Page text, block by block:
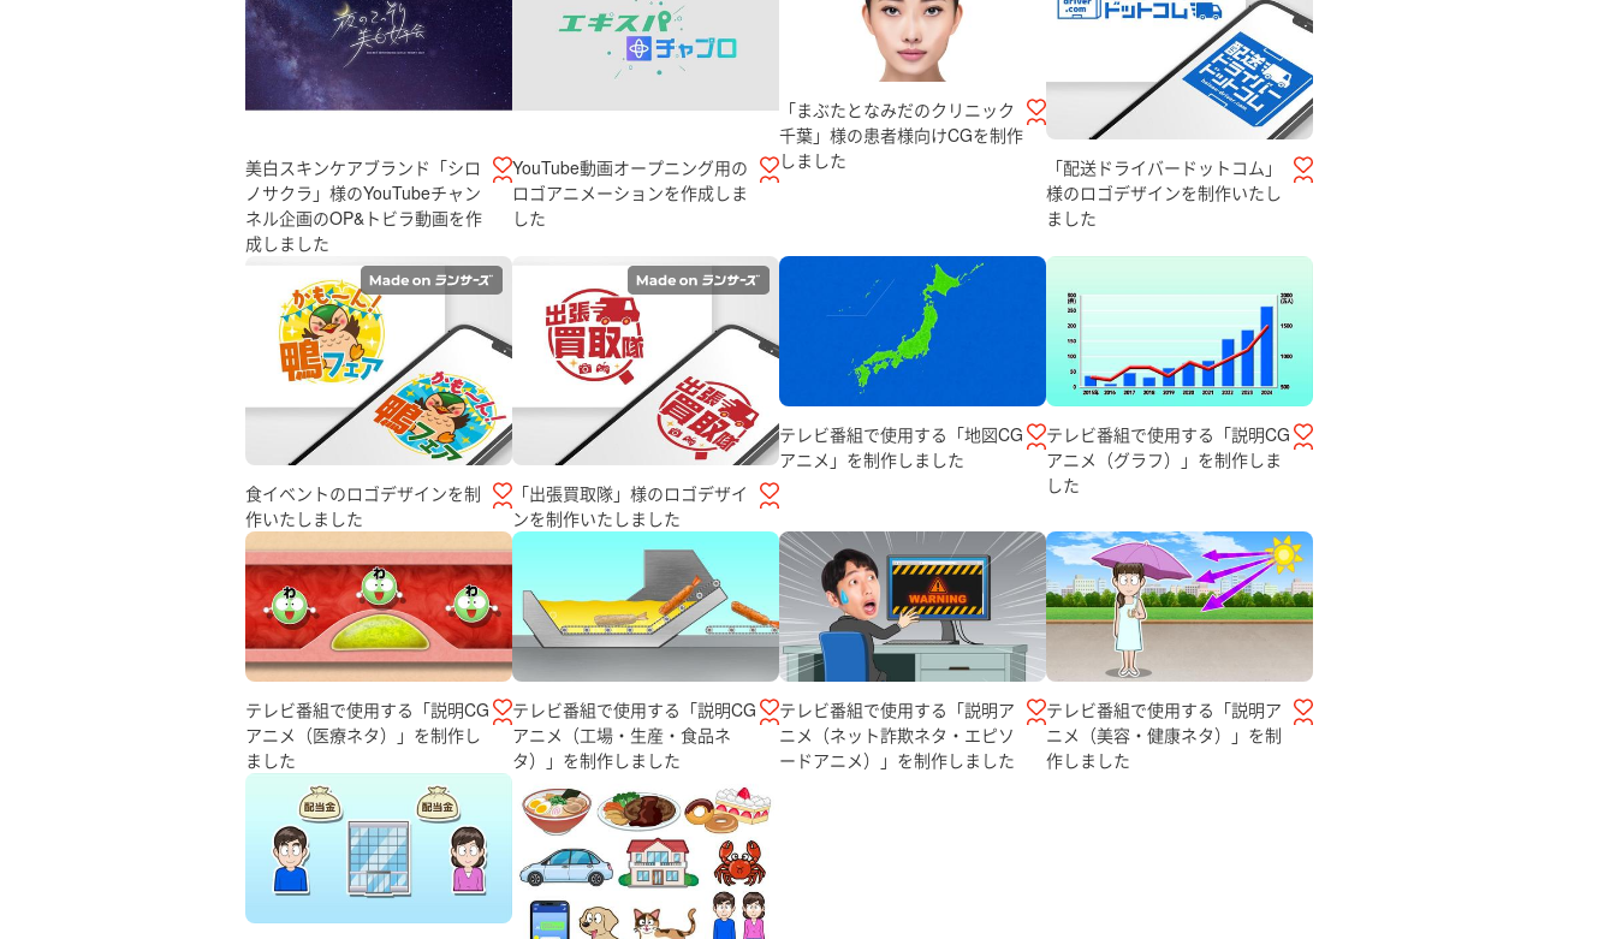
美白スキンケアブランド「シロ
ノサクラ」様のYouTubeチャン
ネル企画のOP&トビラ動画を作
成しました
YouTube動画オープニング用の
ロゴアニメーションを作成しま
した
「まぶたとなみだのクリニック
千葉」様の患者様向けCGを制作
しました
「配送ドライバードットコム」
様のロゴデザインを制作いたし
ました
食イベントのロゴデザインを制
作いたしました
「出張買取隊」様のロゴデザイ
ンを制作いたしました
テレビ番組で使用する「地図CG
アニメ」を制作しました
テレビ番組で使用する「説明CG
アニメ（グラフ）」を制作しま
した
テレビ番組で使用する「説明CG
アニメ（医療ネタ）」を制作し
ました
テレビ番組で使用する「説明CG
アニメ（工場・生産・食品ネ
タ）」を制作しました
テレビ番組で使用する「説明ア
ニメ（ネット詐欺ネタ・エピソ
ードアニメ）」を制作しました
テレビ番組で使用する「説明ア
ニメ（美容・健康ネタ）」を制
作しました